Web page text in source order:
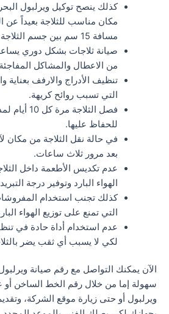
كذلك ينصح توكيل ويرلبول البحر
مكان مناسب للثلاجة بعيداً عن
مسافة 15 سم بين جسم الثلاجة والحائط.
صيانة ثلاجات بشكل دوري
من الاعطال والمشاكل
تنظيف الأدراج والارفف بعناية
التي تسبب روائح كريهة.
فصل
للحفاظ عليها.
في حالة نقل الثلاجة من مكان
بعد مرور ثلاث ساعات.
عدم تكديس الأطعمة داخل
الهواء البارد وتوفير درجة
كذلك تجنب استخدام
التي تمنع على توزيع الهواء
عدم استخدام أداة حادة في
لكي لا يسبب أي ثقب يضر
الآن يمكنك التواصل مع رقم صيانة
سهولة إما من خلال رقم الخط الساخن
ويرلبول أو حتى زيارة موقع الشركة،